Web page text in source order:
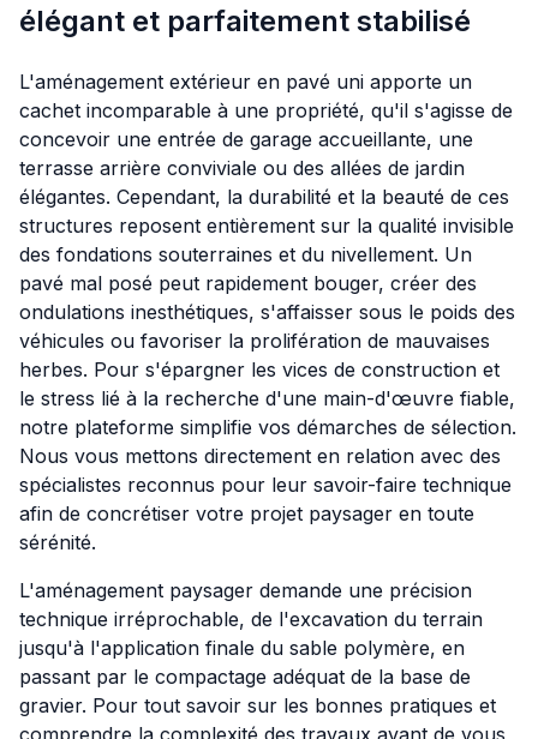
élégant et parfaitement stabilisé
L'aménagement extérieur en pavé uni apporte un
cachet incomparable à une propriété, qu'il s'agisse de
concevoir une entrée de garage accueillante, une
terrasse arrière conviviale ou des allées de jardin
élégantes. Cependant, la durabilité et la beauté de ces
structures reposent entièrement sur la qualité invisible
des fondations souterraines et du nivellement. Un
pavé mal posé peut rapidement bouger, créer des
ondulations inesthétiques, s'affaisser sous le poids des
véhicules ou favoriser la prolifération de mauvaises
herbes. Pour s'épargner les vices de construction et
le stress lié à la recherche d'une main-d'œuvre fiable,
notre plateforme simplifie vos démarches de sélection.
Nous vous mettons directement en relation avec des
spécialistes reconnus pour leur savoir-faire technique
afin de concrétiser votre projet paysager en toute
sérénité.
L'aménagement paysager demande une précision
technique irréprochable, de l'excavation du terrain
jusqu'à l'application finale du sable polymère, en
passant par le compactage adéquat de la base de
gravier. Pour tout savoir sur les bonnes pratiques et